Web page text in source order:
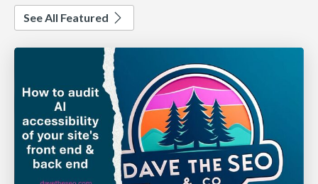
See All Featured